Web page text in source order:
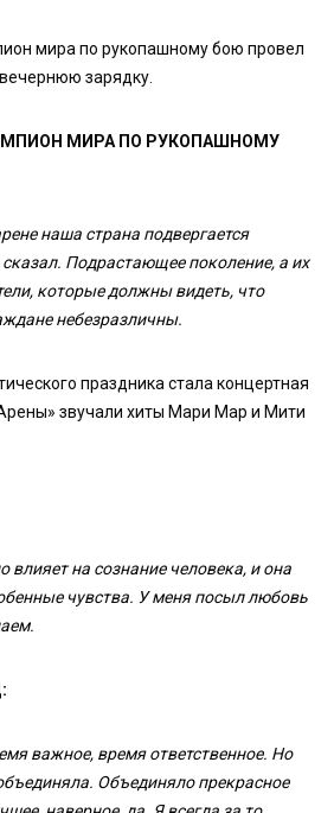
мира по рукопашному бою провел
зарядку.
МИРА ПО РУКОПАШНОМУ
наша страна подвергается
Подрастающее поколение, а их
которые должны видеть, что
небезразличны.
праздника стала концертная
звучали хиты Мари Мар и Мити
на сознание человека, и она
чувства. У меня посыл любовь
важное, время ответственное. Но
Объединяло прекрасное